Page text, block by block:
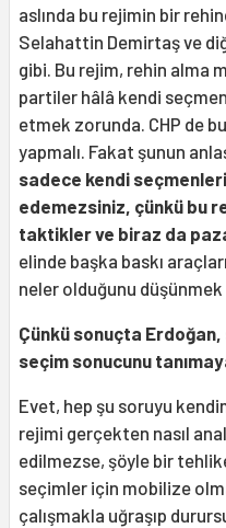
aslında bu rejimin bir
Selahattin Demirtaş ve
gibi. Bu rejim, rehin alma
partiler hâlâ kendi
etmek zorunda. CHP de
yapmalı. Fakat şunun
sadece kendi
edemezsiniz, çünkü bu
taktikler ve biraz da
elinde başka baskı
neler olduğunu
Çünkü sonuçta
seçim sonucunu
Evet, hep şu soruyu
rejimi gerçekten nasıl
edilmezse, şöyle bir
seçimler için mobilize
çalışmakla uğraşıp